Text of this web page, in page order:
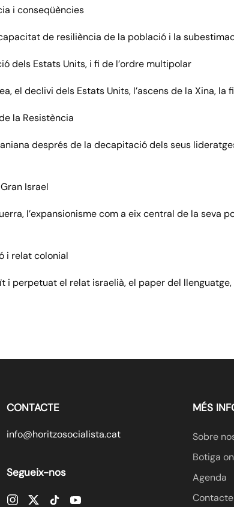
i conseqüències
de resiliència de la població i la
dels Estats Units, i fi de l’ordre multipolar
el declivi dels Estats Units, l’ascens de la Xina,
la Resistència
després de la decapitació dels seus
Israel
l’expansionisme com a eix central de la
i relat colonial
i perpetuat el relat israelià, el paper del
CONTACTE
info@horitzosocialista.cat
Segueix-nos
MÉS
Sobre
Botiga
Agenda
Contacte